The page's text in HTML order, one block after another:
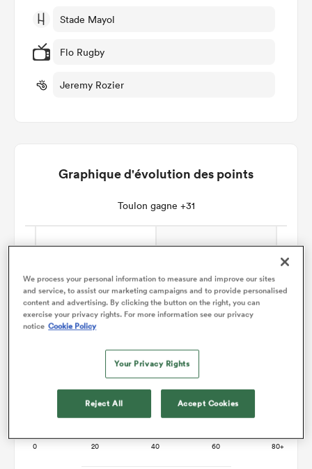
Stade Mayol
Flo Rugby
Jeremy Rozier
Graphique d'évolution des points
Toulon gagne +31
We process your personal information to measure and improve our sites
and service, to assist our marketing campaigns and to provide personalised
content and advertising. By clicking the button on the right, you can
exercise your privacy rights. For more information see our privacy
notice Cookie Policy
Your Privacy Rights
Reject All Accept Cookies